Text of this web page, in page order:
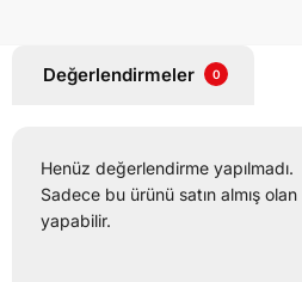
Değerlendirmeler 0
Henüz değerlendirme yapılmadı.
Sadece bu ürünü satın almış
yapabilir.